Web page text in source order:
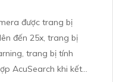
được trang bị
đến 25x, trang bị
trang bị tính
AcuSearch khi kết